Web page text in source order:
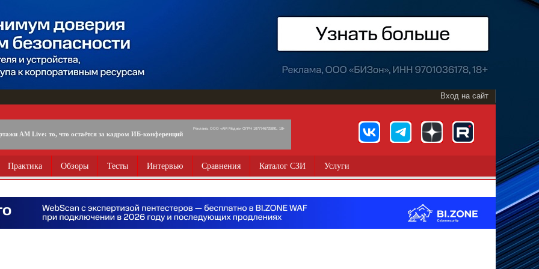
Вход на сайт
AM Live: то, что остаётся за кадром ИБ-конференций
Реклама. ООО «АМ Медиа» ОГРН 1077746725891, 18+
Практика Обзоры Тесты Интервью Сравнения Каталог СЗИ Услуги